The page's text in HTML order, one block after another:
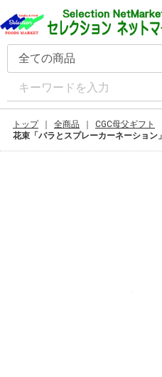
トップ 全商品 CGC母父ギフト
花束「バラとスプレーカーネーショ